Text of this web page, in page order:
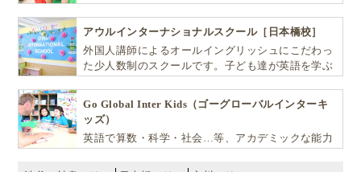
アウルインターナショナルスクール［日本橋校］
外国人講師によるオールイングリッシュにこだわっ
た少人数制のスクールです。子ども達が英語を学ぶ
Go Global Inter Kids（ゴーグローバルインターキ
ッズ）
英語で算数・科学・社会…等、アカデミックな能力
を育む少人数制のプリスクールです。